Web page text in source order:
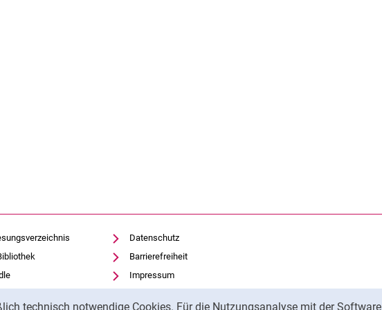
technisch notwendige Cookies. Für die Nutzungsanalyse mit der
Datenschutz
Barrierefreiheit
Impressum